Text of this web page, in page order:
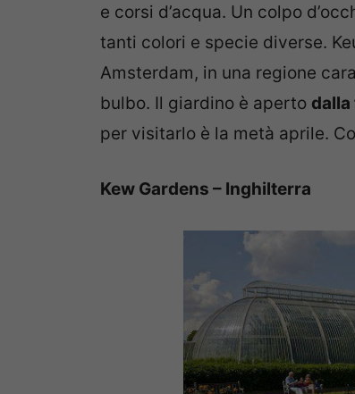
e corsi d’acqua. Un colpo
tanti colori e specie diverse.
Amsterdam, in una regione
bulbo. Il giardino è aperto dalla
per visitarlo è la metà aprile.
Kew Gardens – Inghilterra